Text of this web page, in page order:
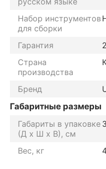
Набор инструментов
для сборки
Гарантия
Страна
производства
Бренд
Габаритные размеры
Габариты в упаковке
(Д х Ш х В), см
Вес, кг